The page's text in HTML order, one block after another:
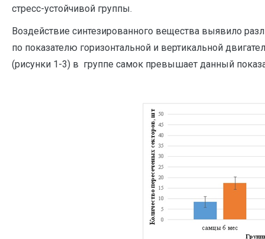
стресс-устойчивой группы.
Воздействие синтезированного вещества выявило
по показателю горизонтальной и вертикальной
(рисунки 1-3) в группе самок превышает данный